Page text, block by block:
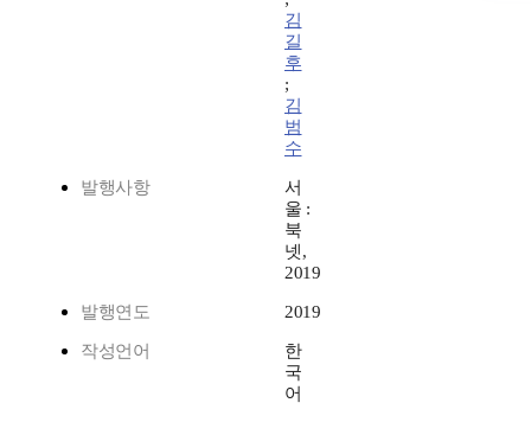
김
길
후
;
김
범
수
발행사항
서
울 :
북
넷,
2019
발행연도 2019
작성언어
한
국
어